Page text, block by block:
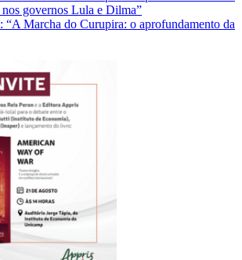
governos Lula e Dilma”
“A Marcha do Curupira: o aprofundamento da